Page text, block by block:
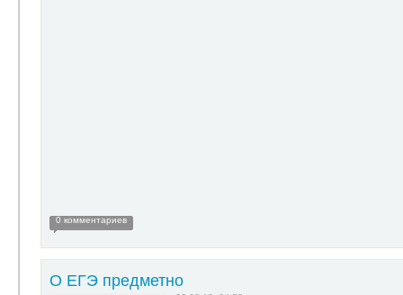
0 комментариев
О ЕГЭ предметно